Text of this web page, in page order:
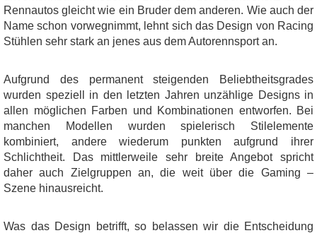
Rennautos gleicht wie ein Bruder dem anderen. Wie auch der
Name schon vorwegnimmt, lehnt sich das Design von Racing
Stühlen sehr stark an jenes aus dem Autorennsport an.
Aufgrund des permanent steigenden Beliebtheitsgrades
wurden speziell in den letzten Jahren unzählige Designs in
allen möglichen Farben und Kombinationen entworfen. Bei
manchen Modellen wurden spielerisch Stilelemente
kombiniert, andere wiederum punkten aufgrund ihrer
Schlichtheit. Das mittlerweile sehr breite Angebot spricht
daher auch Zielgruppen an, die weit über die Gaming –
Szene hinausreicht.
Was das Design betrifft, so belassen wir die Entscheidung